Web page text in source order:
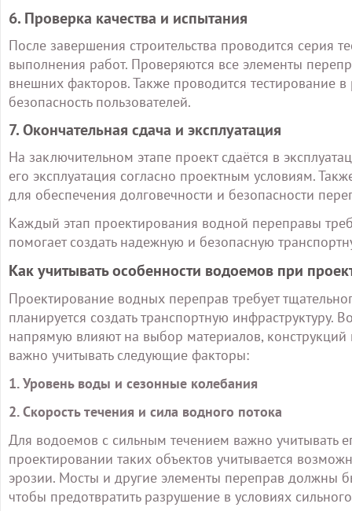
6. Проверка качества и испытания
После завершения строительства проводится серия
выполнения работ. Проверяются все элементы
внешних факторов. Также проводится тестирование
безопасность пользователей.
7. Окончательная сдача и эксплуатация
На заключительном этапе проект сдаётся в
его эксплуатация согласно проектным условиям.
для обеспечения долговечности и безопасности
Каждый этап проектирования водной переправы
помогает создать надежную и безопасную
Как учитывать особенности водоемов при
Проектирование водных переправ требует
планируется создать транспортную
напрямую влияют на выбор материалов,
важно учитывать следующие факторы:
1. Уровень воды и сезонные колебания
2. Скорость течения и сила водного потока
Для водоемов с сильным течением важно учитывать
проектировании таких объектов учитывается
эрозии. Мосты и другие элементы переправ должны
чтобы предотвратить разрушение в условиях